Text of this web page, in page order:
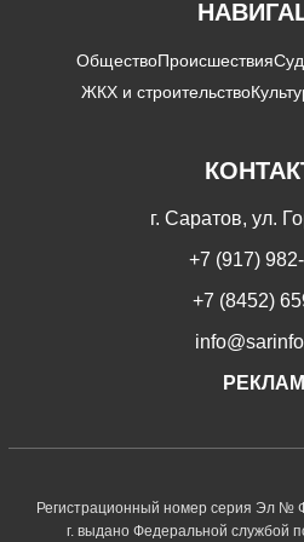
ОбществоПроисшествияСуд
ЖКХ и строительство
г. Саратов, ул.
+7 (917)
+7 (8452)
Регистрационный номер серия Эл №
г. выдано Федеральной службой